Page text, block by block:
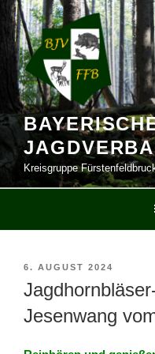
Zum
Inhalt
springen
Kreisgruppe
VERÖFFENTLICHT
AM
6. AUGUST 2024
Jesenwang